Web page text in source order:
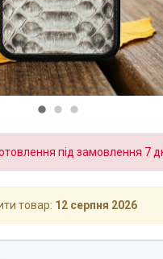
під замовлення 7
товар: 12 серпня 2026